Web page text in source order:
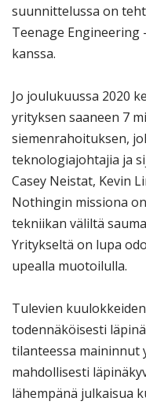
suunnittelussa on
Teenage
kanssa.
Jo joulukuussa 2020
yrityksen saaneen 7
siemenrahoituksen,
teknologiajohtajia ja
Casey Neistat, Kevin
Nothingin missiona
tekniikan väliltä
Yritykseltä on lupa
upealla muotoilulla.
Tulevien
todennäköisesti
tilanteessa maininnut
mahdollisesti
lähempänä julkaisua